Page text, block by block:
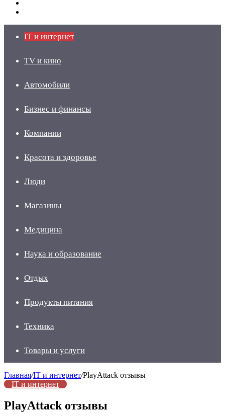
IT и интернет
TV и кино
Автомобили
Бизнес и финансы
Компании
Красота и здоровье
Люди
Магазины
Медицина
Наука и образование
Отдых
Продукты питания
Техника
Товары и услуги
Главная/IT и интернет/PlayAttack отзывы
IT и интернет
PlayAttack отзывы